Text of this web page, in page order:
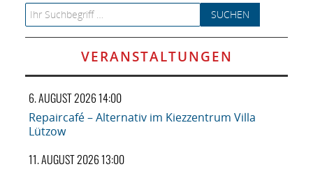
Search for:
VERANSTALTUNGEN
6. AUGUST 2026 14:00
Repaircafé – Alternativ im Kiezzentrum Villa
Lützow
11. AUGUST 2026 13:00